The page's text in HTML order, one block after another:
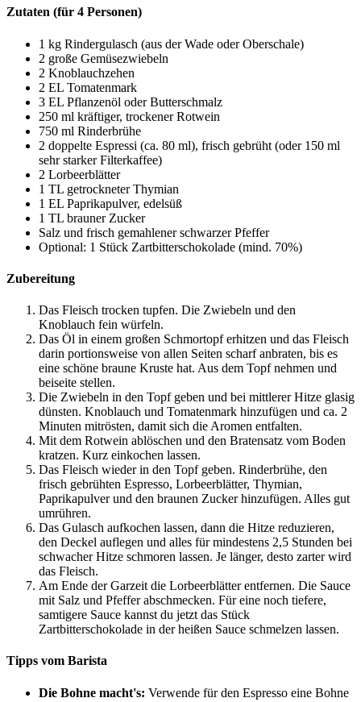
Zutaten (für 4 Personen)
1 kg Rindergulasch (aus der Wade oder Oberschale)
2 große Gemüsezwiebeln
2 Knoblauchzehen
2 EL Tomatenmark
3 EL Pflanzenöl oder Butterschmalz
250 ml kräftiger, trockener Rotwein
750 ml Rinderbrühe
2 doppelte Espressi (ca. 80 ml), frisch gebrüht (oder 150 ml
sehr starker Filterkaffee)
2 Lorbeerblätter
1 TL getrockneter Thymian
1 EL Paprikapulver, edelsüß
1 TL brauner Zucker
Salz und frisch gemahlener schwarzer Pfeffer
Optional: 1 Stück Zartbitterschokolade (mind. 70%)
Zubereitung
Das Fleisch trocken tupfen. Die Zwiebeln und den
Knoblauch fein würfeln.
Das Öl in einem großen Schmortopf erhitzen und das Fleisch
darin portionsweise von allen Seiten scharf anbraten, bis es
eine schöne braune Kruste hat. Aus dem Topf nehmen und
beiseite stellen.
Die Zwiebeln in den Topf geben und bei mittlerer Hitze glasig
dünsten. Knoblauch und Tomatenmark hinzufügen und ca. 2
Minuten mitrösten, damit sich die Aromen entfalten.
Mit dem Rotwein ablöschen und den Bratensatz vom Boden
kratzen. Kurz einkochen lassen.
Das Fleisch wieder in den Topf geben. Rinderbrühe, den
frisch gebrühten Espresso, Lorbeerblätter, Thymian,
Paprikapulver und den braunen Zucker hinzufügen. Alles gut
umrühren.
Das Gulasch aufkochen lassen, dann die Hitze reduzieren,
den Deckel auflegen und alles für mindestens 2,5 Stunden bei
schwacher Hitze schmoren lassen. Je länger, desto zarter wird
das Fleisch.
Am Ende der Garzeit die Lorbeerblätter entfernen. Die Sauce
mit Salz und Pfeffer abschmecken. Für eine noch tiefere,
samtigere Sauce kannst du jetzt das Stück
Zartbitterschokolade in der heißen Sauce schmelzen lassen.
Tipps vom Barista
Die Bohne macht's: Verwende für den Espresso eine Bohne